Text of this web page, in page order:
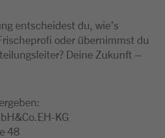
entscheidest du, wie’s
oder übernimmst du
Deine Zukunft –
KG
48